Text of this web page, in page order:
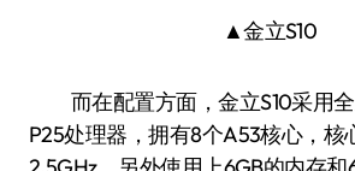
▲金立S10
而在配置方面，金立S10采用全
P25处理器，拥有8个A53核心，核